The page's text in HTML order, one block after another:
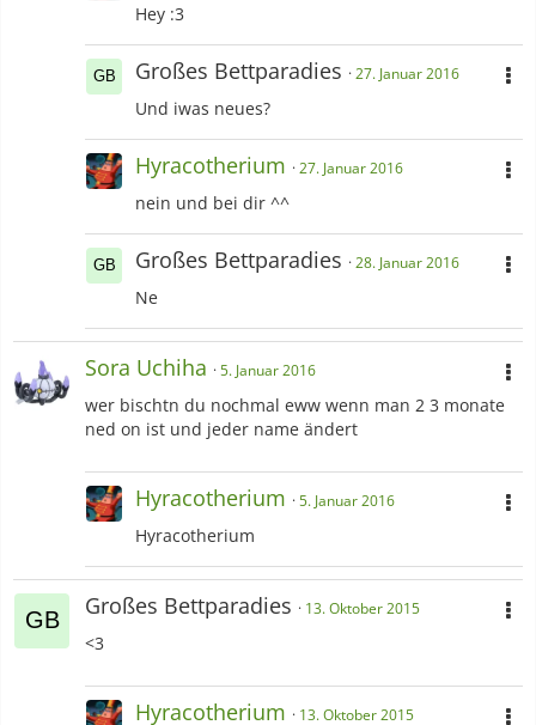
Hey :3
Großes Bettparadies 27. Januar 2016
Und iwas neues?
Hyracotherium 27. Januar 2016
nein und bei dir ^^
Großes Bettparadies 28. Januar 2016
Ne
Sora Uchiha 5. Januar 2016
wer bischtn du nochmal eww wenn man 2 3 monate
ned on ist und jeder name ändert
Hyracotherium 5. Januar 2016
Hyracotherium
Großes Bettparadies 13. Oktober 2015
<3
Hyracotherium 13. Oktober 2015